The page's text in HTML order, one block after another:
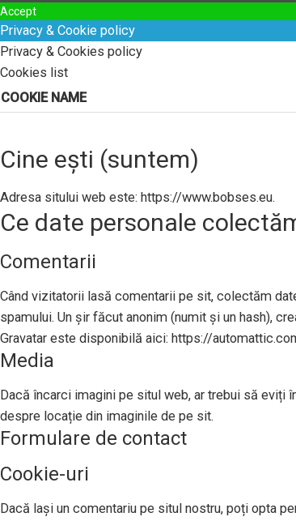
Accept
Privacy & Cookie policy
Privacy & Cookies policy
Cookies list
COOKIE NAME
Cine ești (suntem)
Adresa sitului web este: https://www.bobses.eu.
Ce date personale
Comentarii
Când vizitatorii lasă comentarii pe sit, colectăm
spamului. Un șir făcut anonim (numit și un hash),
Gravatar este disponibilă aici: https://
Media
Dacă încarci imagini pe situl web, ar trebui să eviți
despre locație din imaginile de pe sit.
Formulare de contact
Cookie-uri
Dacă lași un comentariu pe situl nostru, poți opta